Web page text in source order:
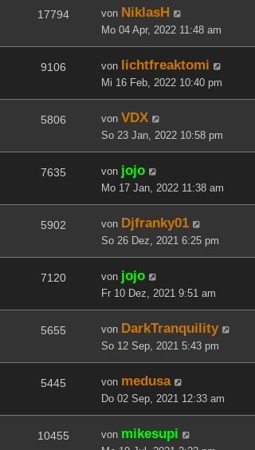
17794 von NiklasH
Mo 04 Apr, 2022 11:48 am
9106 von lichtfreaktomi
Mi 16 Feb, 2022 10:40 pm
5806 von VDX
So 23 Jan, 2022 10:58 pm
7635 von jojo
Mo 17 Jan, 2022 11:38 am
5902 von Djfranky01
So 26 Dez, 2021 6:25 pm
7120 von jojo
Fr 10 Dez, 2021 9:51 am
5655 von DarkTranquility
So 12 Sep, 2021 5:43 pm
5445 von medusa
Do 02 Sep, 2021 12:33 am
10455 von mikesupi